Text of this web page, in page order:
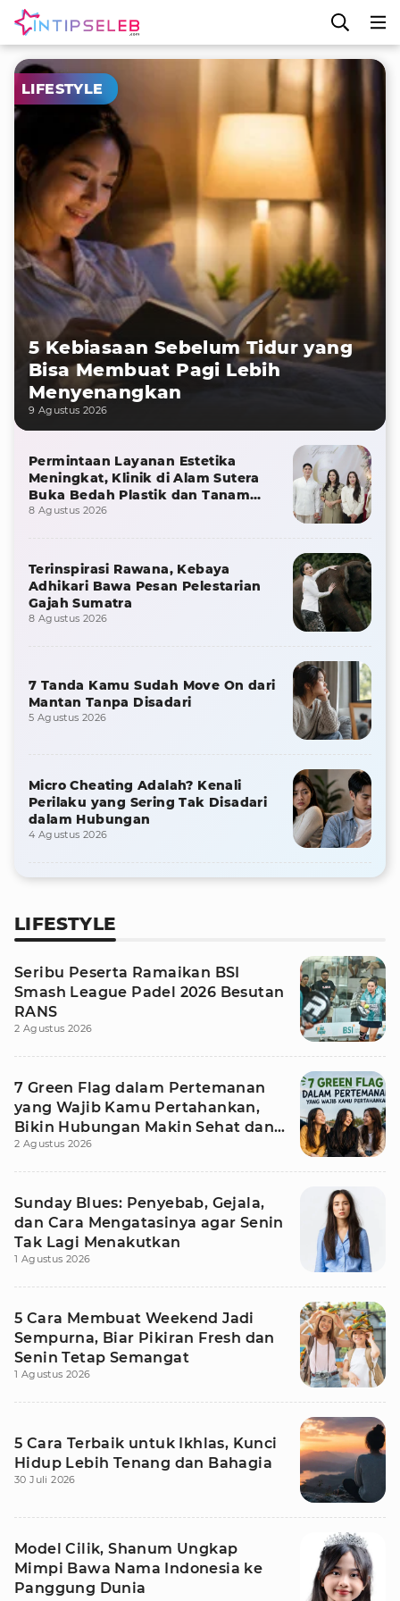
LIFESTYLE
5 Kebiasaan Sebelum Tidur yang
Bisa Membuat Pagi Lebih
Menyenangkan
9 Agustus 2026
Permintaan Layanan Estetika
Meningkat, Klinik di Alam Sutera
Buka Bedah Plastik dan Tanam
Rambut
8 Agustus 2026
Terinspirasi Rawana, Kebaya
Adhikari Bawa Pesan Pelestarian
Gajah Sumatra
8 Agustus 2026
7 Tanda Kamu Sudah Move On dari
Mantan Tanpa Disadari
5 Agustus 2026
Micro Cheating Adalah? Kenali
Perilaku yang Sering Tak Disadari
dalam Hubungan
4 Agustus 2026
LIFESTYLE
Seribu Peserta Ramaikan BSI
Smash League Padel 2026 Besutan
RANS
2 Agustus 2026
7 Green Flag dalam Pertemanan
yang Wajib Kamu Pertahankan,
Bikin Hubungan Makin Sehat dan
Awet
2 Agustus 2026
Sunday Blues: Penyebab, Gejala,
dan Cara Mengatasinya agar Senin
Tak Lagi Menakutkan
1 Agustus 2026
5 Cara Membuat Weekend Jadi
Sempurna, Biar Pikiran Fresh dan
Senin Tetap Semangat
1 Agustus 2026
5 Cara Terbaik untuk Ikhlas, Kunci
Hidup Lebih Tenang dan Bahagia
30 Juli 2026
Model Cilik, Shanum Ungkap
Mimpi Bawa Nama Indonesia ke
Panggung Dunia